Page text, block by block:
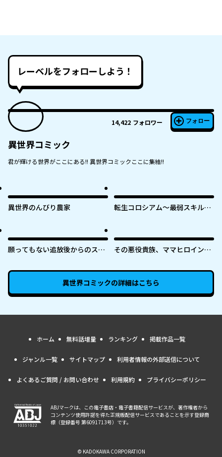
レーベルをフォローしよう！
14,422 フォロワー フォロー
異世界コミック
君が輝ける世界がここにある!! 異世界コミックここに集結!!
異世界のんびり農家
転生コロシアム～最弱スキルで
願ってもない追放後からのスロ
り行きで美少女ギャルの師匠に
なったらなぜかめちゃくちゃ懐
かれた〜
その悪役貴族、ママヒロインが
となり不遇な推しキャラ助けま
くる～
異世界コミックの詳細はこちら
ホーム 無料話増量 ランキング 掲載作品一覧
ジャンル一覧 サイトマップ 利用者情報の外部送信について
よくあるご質問 / お問い合わせ 利用規約 プライバシーポリシー
ABJマークは、この電子書店・電子書籍配信サービスが、著作権者から
コンテンツ使用許諾を得た正規版配信サービスであることを示す登録商
標（登録番号 第6091713号）です。
© KADOKAWA CORPORATION